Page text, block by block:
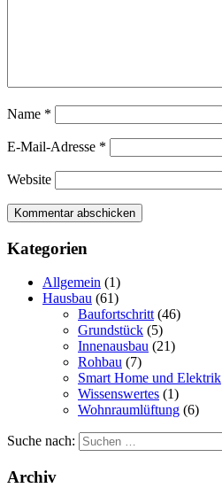
Name *
E-Mail-Adresse *
Website
Kategorien
Allgemein (1)
Hausbau (61)
Baufortschritt (46)
Grundstück (5)
Innenausbau (21)
Rohbau (7)
Smart Home und Elektrik
Wissenswertes (1)
Wohnraumlüftung (6)
Suche nach:
Archiv